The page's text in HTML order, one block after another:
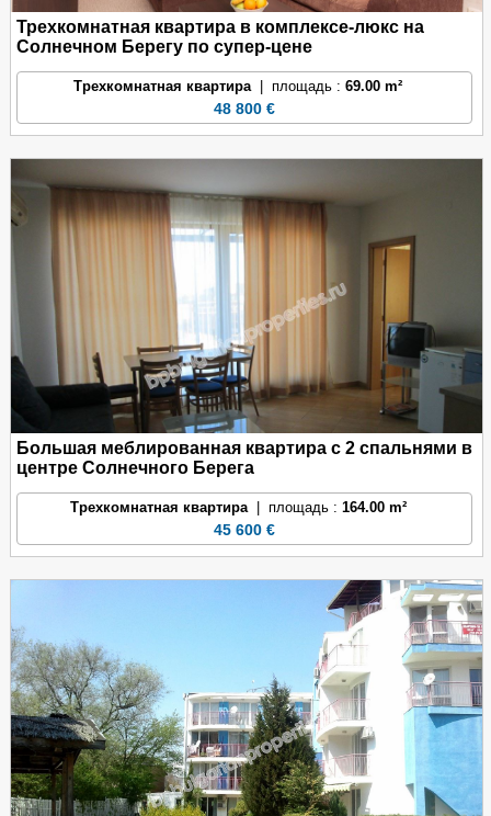
Трехкомнатная квартира в комплексе-люкс на
Солнечном Берегу по супер-цене
Трехкомнатная квартира| площадь :69.00 m²
48 800 €
Большая меблированная квартира с 2 спальнями в
центре Солнечного Берега
Трехкомнатная квартира| площадь : 164.00 m²
45 600 €